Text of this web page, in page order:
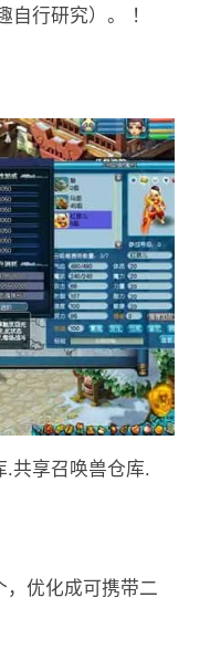
行研究）。 ！
.共享召唤兽仓库.
优化成可携带二